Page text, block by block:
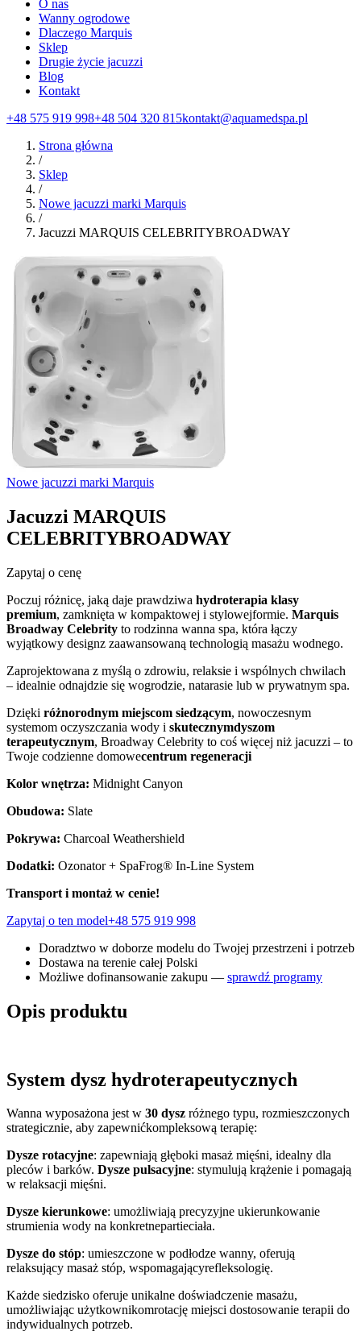
O nas
Wanny ogrodowe
Dlaczego Marquis
Sklep
Drugie życie jacuzzi
Blog
Kontakt
+48 575 919 998+48 504 320 815kontakt@aquamedspa.pl
Strona główna
/
Sklep
/
Nowe jacuzzi marki Marquis
/
Jacuzzi MARQUIS CELEBRITYBROADWAY
Nowe jacuzzi marki Marquis
Jacuzzi MARQUIS
CELEBRITYBROADWAY
Zapytaj o cenę
Poczuj różnicę, jaką daje prawdziwa hydroterapia klasy
premium, zamknięta w kompaktowej i stylowejformie. Marquis
Broadway Celebrity to rodzinna wanna spa, która łączy
wyjątkowy designz zaawansowaną technologią masażu wodnego.
Zaprojektowana z myślą o zdrowiu, relaksie i wspólnych chwilach
– idealnie odnajdzie się wogrodzie, natarasie lub w prywatnym spa.
Dzięki różnorodnym miejscom siedzącym, nowoczesnym
systemom oczyszczania wody i skutecznymdyszom
terapeutycznym, Broadway Celebrity to coś więcej niż jacuzzi – to
Twoje codzienne domowecentrum regeneracji
Kolor wnętrza: Midnight Canyon
Obudowa: Slate
Pokrywa: Charcoal Weathershield
Dodatki: Ozonator + SpaFrog® In-Line System
Transport i montaż w cenie!
Zapytaj o ten model+48 575 919 998
Doradztwo w doborze modelu do Twojej przestrzeni i potrzeb
Dostawa na terenie całej Polski
Możliwe dofinansowanie zakupu — sprawdź programy
Opis produktu
System dysz hydroterapeutycznych
Wanna wyposażona jest w 30 dysz różnego typu, rozmieszczonych
strategicznie, aby zapewnićkompleksową terapię:
Dysze rotacyjne: zapewniają głęboki masaż mięśni, idealny dla
pleców i barków. Dysze pulsacyjne: stymulują krążenie i pomagają
w relaksacji mięśni.
Dysze kierunkowe: umożliwiają precyzyjne ukierunkowanie
strumienia wody na konkretnepartieciała.
Dysze do stóp: umieszczone w podłodze wanny, oferują
relaksujący masaż stóp, wspomagającyrefleksologię.
Każde siedzisko oferuje unikalne doświadczenie masażu,
umożliwiając użytkownikomrotację miejsci dostosowanie terapii do
indywidualnych potrzeb.